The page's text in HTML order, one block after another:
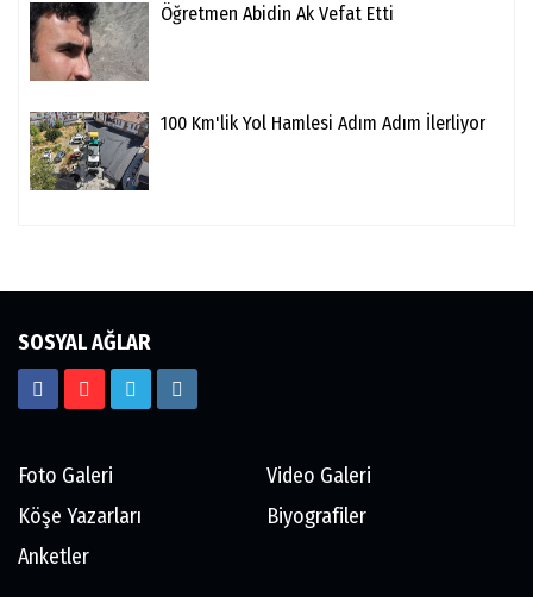
Öğretmen Abidin Ak Vefat Etti
100 Km'lik Yol Hamlesi Adım Adım İlerliyor
SOSYAL AĞLAR
Foto Galeri
Video Galeri
Köşe Yazarları
Biyografiler
Anketler